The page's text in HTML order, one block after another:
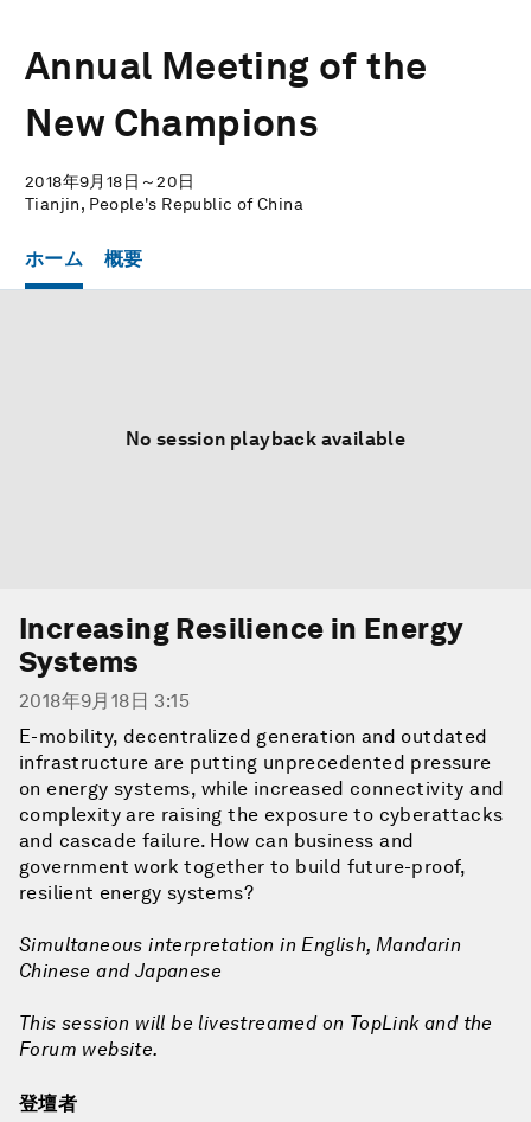
Annual Meeting of the
New Champions
2018年9月18日～20日
Tianjin, People's Republic of China
ホーム 概要
No session playback available
Increasing Resilience in Energy
Systems
2018年9月18日 3:15
E-mobility, decentralized generation and outdated
infrastructure are putting unprecedented pressure
on energy systems, while increased connectivity and
complexity are raising the exposure to cyberattacks
and cascade failure. How can business and
government work together to build future-proof,
resilient energy systems?
Simultaneous interpretation in English, Mandarin
Chinese and Japanese
This session will be livestreamed on TopLink and the
Forum website.
登壇者